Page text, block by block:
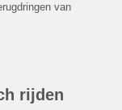
van
rijden